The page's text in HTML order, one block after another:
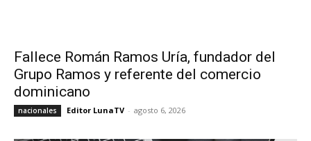
Fallece Román Ramos Uría, fundador del
Grupo Ramos y referente del comercio
dominicano
nacionales Editor LunaTV - agosto 6, 2026